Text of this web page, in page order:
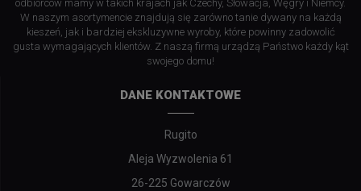
odbiorców mamy w takich krajach jak Czechy, Słowacja, Węgry i Niemcy.
W naszym asortymencie znajdują się zarówno tanie dywany na każdą
kieszeń, jak i bardziej ekskluzywne wyroby, które powinny zadowolić
gusta wymagających klientów. Z naszą firmą urządzą Państwo każdy kąt
swojego domu!
DANE KONTAKTOWE
Rugito
Aleja Wyzwolenia 61
26-225 Gowarczów